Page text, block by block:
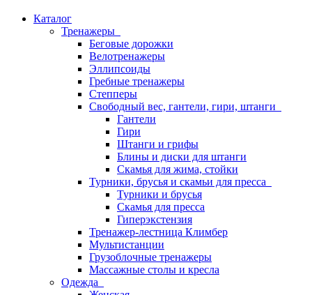
Каталог
Тренажеры
Беговые дорожки
Велотренажеры
Эллипсоиды
Гребные тренажеры
Степперы
Свободный вес, гантели, гири, штанги
Гантели
Гири
Штанги и грифы
Блины и диски для штанги
Скамья для жима, стойки
Турники, брусья и скамьи для пресса
Турники и брусья
Скамья для пресса
Гиперэкстензия
Тренажер-лестница Климбер
Мультистанции
Грузоблочные тренажеры
Массажные столы и кресла
Одежда